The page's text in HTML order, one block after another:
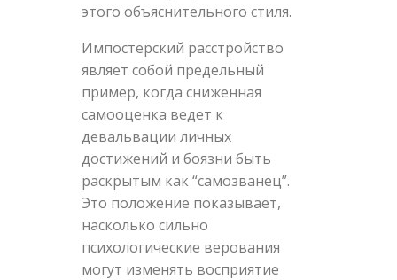
этого объяснительного стиля.
Импостерский расстройство
являет собой предельный
пример, когда сниженная
самооценка ведет к
девальвации личных
достижений и боязни быть
раскрытым как “самозванец”.
Это положение показывает,
насколько сильно
психологические верования
могут изменять восприятие